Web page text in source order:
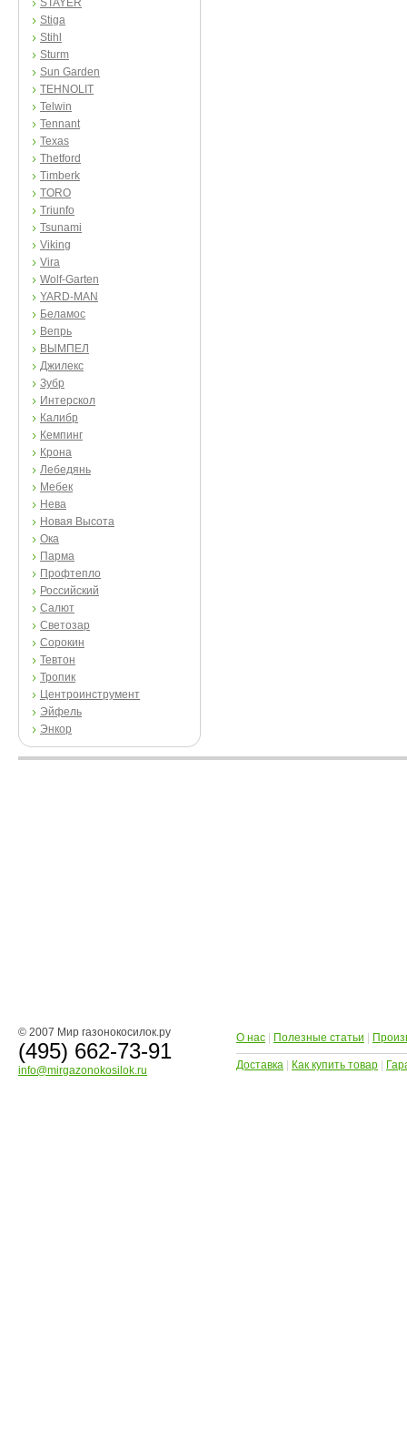
STAYER
Stiga
Stihl
Sturm
Sun Garden
TEHNOLIT
Telwin
Tennant
Texas
Thetford
Timberk
TORO
Triunfo
Tsunami
Viking
Vira
Wolf-Garten
YARD-MAN
Беламос
Вепрь
ВЫМПЕЛ
Джилекс
Зубр
Интерскол
Калибр
Кемпинг
Крона
Лебедянь
Мебек
Нева
Новая Высота
Ока
Парма
Профтепло
Российский
Салют
Светозар
Сорокин
Тевтон
Тропик
Центроинструмент
Эйфель
Энкор
© 2007 Мир газонокосилок.ру
(495) 662-73-91
info@mirgazonokosilok.ru
О нас Полезные статьи
Доставка Как купить товар